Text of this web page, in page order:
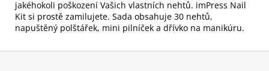
jakéhokoli poškození Vašich vlastních nehtů. imPress Nail
Kit si prostě zamilujete. Sada obsahuje 30 nehtů,
napuštěný polštářek, mini pilníček a dřívko na manikúru.
Z